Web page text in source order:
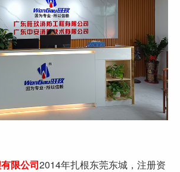
限公司2014年扎根东莞东城，注册资